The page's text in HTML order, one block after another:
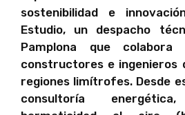
sostenibilidad e
Estudio, un despacho
Pamplona que colabora
constructores e ingenieros
regiones limítrofes. Desde
consultoría